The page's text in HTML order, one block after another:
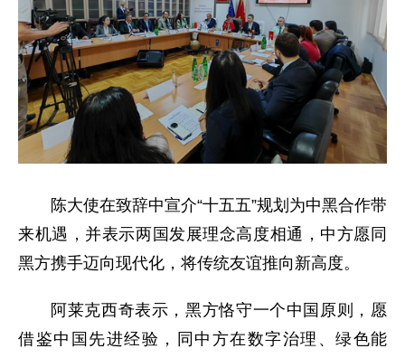
陈大使在致辞中宣介“十五五”规划为中黑合作带
来机遇，并表示两国发展理念高度相通，中方愿同
黑方携手迈向现代化，将传统友谊推向新高度。
阿莱克西奇表示，黑方恪守一个中国原则，愿
借鉴中国先进经验，同中方在数字治理、绿色能